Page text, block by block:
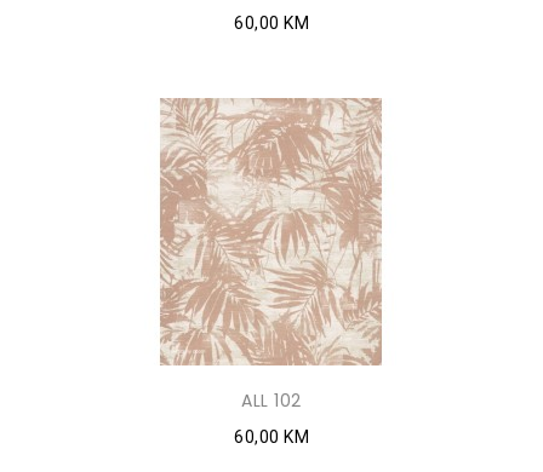
60,00 KM
ALL 102
60,00 KM